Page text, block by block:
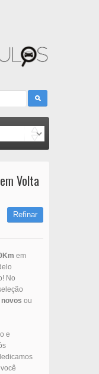
Volta
Refinar
em
No
novos ou
e